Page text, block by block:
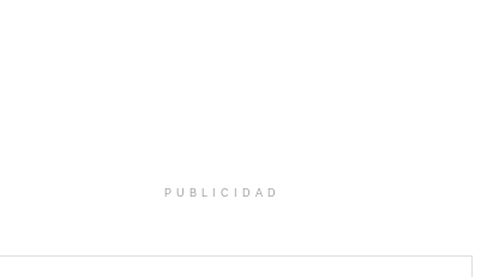
PUBLICIDAD